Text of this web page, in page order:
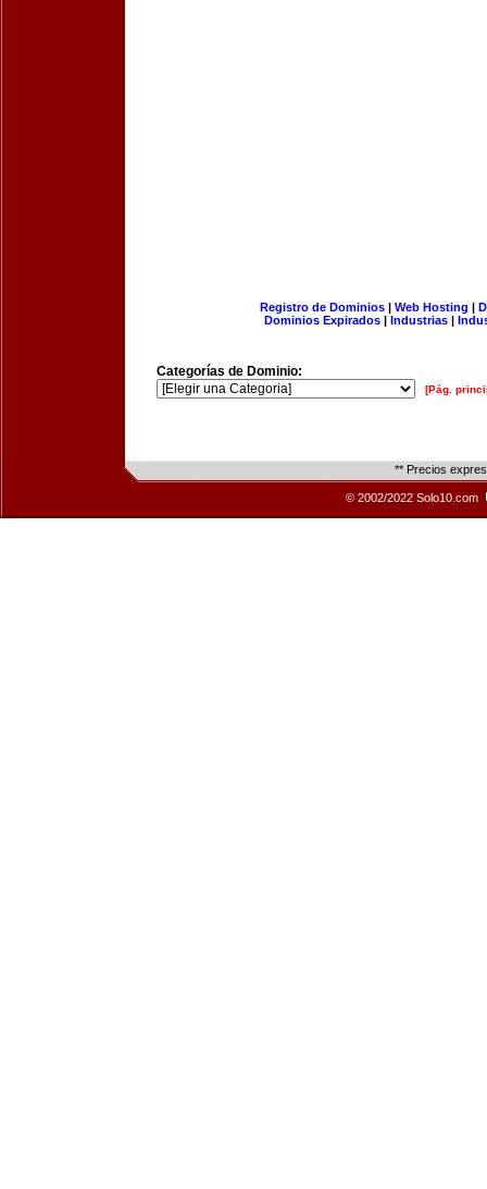
Registro de Dominios| Web Hosting |
Dominios Expirados | Industrias |
Categorías de Dominio:
[Pág.
** Precios
© 2002/2022 Solo10.com